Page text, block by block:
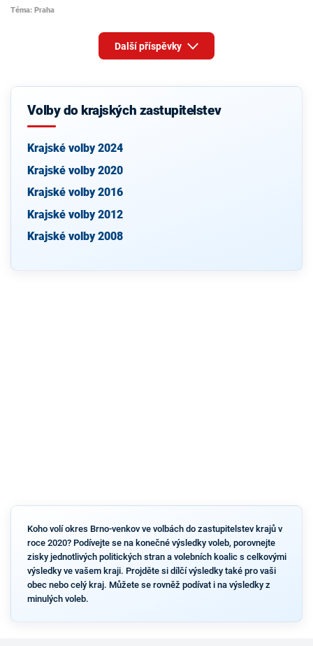
Téma: Praha
Další příspěvky
Volby do krajských zastupitelstev
Krajské volby 2024
Krajské volby 2020
Krajské volby 2016
Krajské volby 2012
Krajské volby 2008
Koho volí okres Brno-venkov ve volbách do zastupitelstev krajů v
roce 2020? Podívejte se na konečné výsledky voleb, porovnejte
zisky jednotlivých politických stran a volebních koalic s celkovými
výsledky ve vašem kraji. Projděte si dílčí výsledky také pro vaši
obec nebo celý kraj. Můžete se rovněž podívat i na výsledky z
minulých voleb.